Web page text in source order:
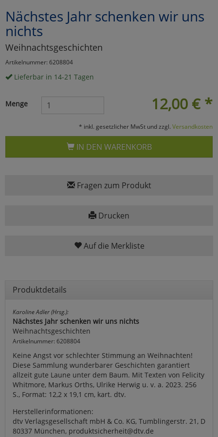
Nächstes Jahr schenken wir uns
nichts
Weihnachtsgeschichten
Artikelnummer: 6208804
Lieferbar in 14-21 Tagen
12,00 € *
Menge
* inkl. gesetzlicher MwSt und zzgl. Versandkosten
IN DEN WARENKORB
Fragen zum Produkt
Drucken
Auf die Merkliste
Produktdetails
Karoline Adler (Hrsg.):
Nächstes Jahr schenken wir uns nichts
Weihnachtsgeschichten
Artikelnummer: 6208804
Keine Angst vor schlechter Stimmung an Weihnachten!
Diese Sammlung wunderbarer Geschichten garantiert
allzeit gute Laune unter dem Baum. Mit Texten von Felicity
Whitmore, Markus Orths, Ulrike Herwig u. v. a. 2023. 256
S., Format: 12,2 x 19,1 cm, kart. dtv.
Herstellerinformationen:
dtv Verlagsgesellschaft mbH & Co. KG, Tumblingerstr. 21, D
80337 München, produktsicherheit@dtv.de
Marketing
Umfragetools
Cookies
Alle Akzeptieren
Einstellungen speichern
zurückzu Haupptseite